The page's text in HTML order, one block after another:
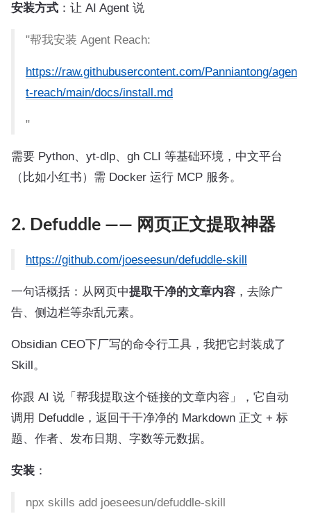
安装方式 ：让 AI Agent 说
"帮我安装 Agent Reach:
https://raw.githubusercontent.com/Panniantong/agen
t-reach/main/docs/install.md
"
需要 Python、yt-dlp、gh CLI 等基础环境，中文平台
（比如小红书）需 Docker 运行 MCP 服务。
2. Defuddle —— 网页正文提取神器
https://github.com/joeseesun/defuddle-skill
一句话概括：从网页中提取干净的文章内容 ，去除广
告、侧边栏等杂乱元素。
Obsidian CEO下厂写的命令行工具，我把它封装成了
Skill。
你跟 AI 说「帮我提取这个链接的文章内容」，它自动
调用 Defuddle，返回干干净净的 Markdown 正文 + 标
题、作者、发布日期、字数等元数据。
安装 ：
npx skills add joeseesun/defuddle-skill